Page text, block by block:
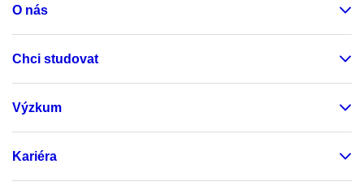
O nás
Chci studovat
Výzkum
Kariéra